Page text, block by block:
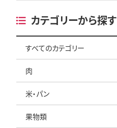
カテゴリーから探す
すべてのカテゴリー
肉
米・パン
果物類